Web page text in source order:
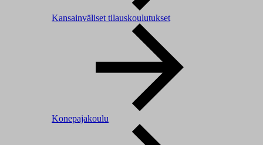
Kansainväliset tilauskoulutukset
Konepajakoulu